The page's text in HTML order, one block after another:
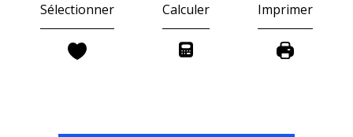
Sélectionner Calculer Imprimer